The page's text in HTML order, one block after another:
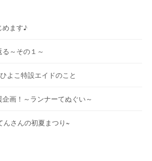
めます♪
～その１～
よこ特設エイドのこと
画！～ランナーてぬぐい～
んさんの初夏まつり~